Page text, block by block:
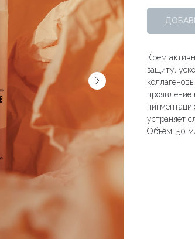
Крем
защиту,
проявление
устраняет
Объём: 50